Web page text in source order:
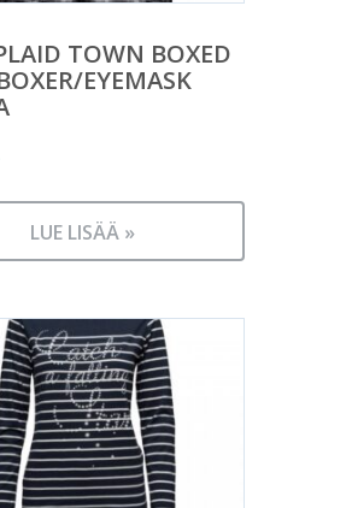
TOWN BOXED
EYEMASK
LUE LISÄÄ »